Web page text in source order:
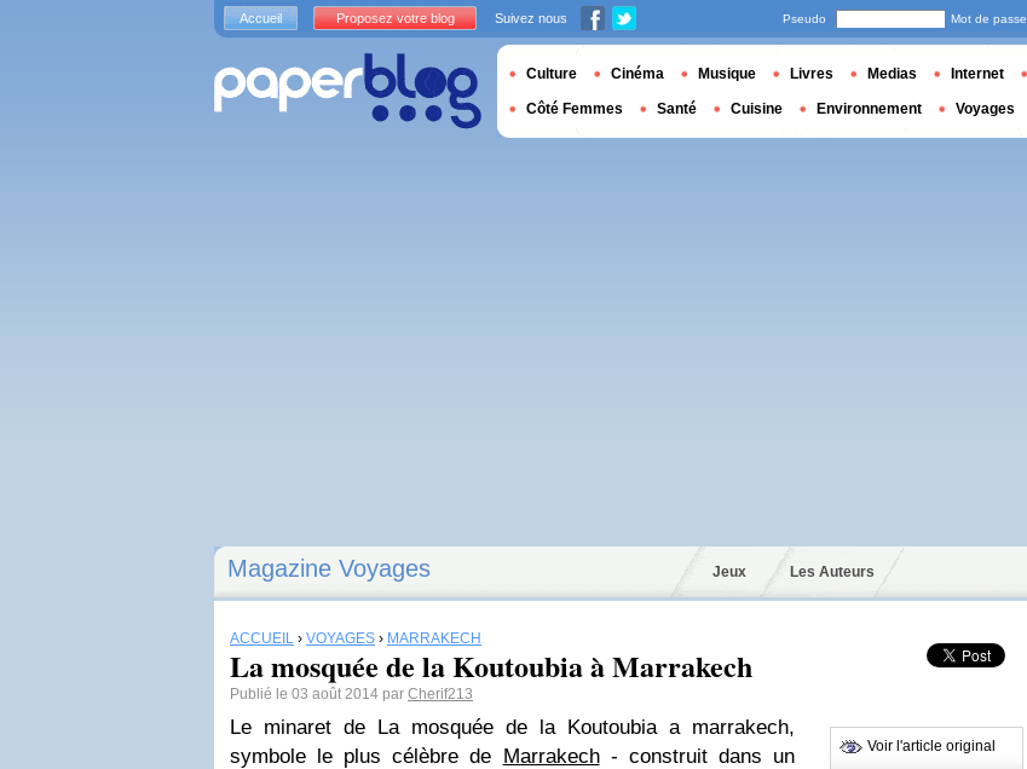
Magazine Voyages Jeux Les Auteurs
ACCUEIL › VOYAGES › MARRAKECH
La mosquée de la Koutoubia à Marrakech
Publié le 03 août 2014 par Cherif213
Le minaret de La mosquée de la Koutoubia a marrakech,
symbole le plus célèbre de Marrakech- construit dans un
Voir l'article original
Accueil Proposez votre blog Suivez nous Pseudo Mot de passe
Culture Cinéma Musique Livres Medias Internet
Côté Femmes Santé Cuisine Environnement Voyages